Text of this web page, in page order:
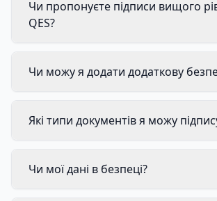
Чи пропонуєте підписи вищого
QES?
Чи можу я додати додаткову
Які типи документів я можу
Чи мої дані в безпеці?